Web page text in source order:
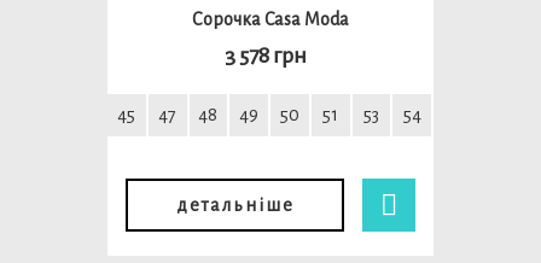
Сорочка Casa Moda
3 578 грн
45 47 48 49 50 51 53 54
детальніше